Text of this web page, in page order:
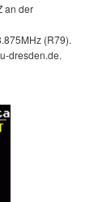
an der
(R79).
dresden.de.